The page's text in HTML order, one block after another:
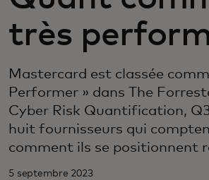
très
Mastercard est classée
Performer » dans The
Cyber Risk Quantification,
huit fournisseurs qui
comment ils se positionnent
5 septembre 2023